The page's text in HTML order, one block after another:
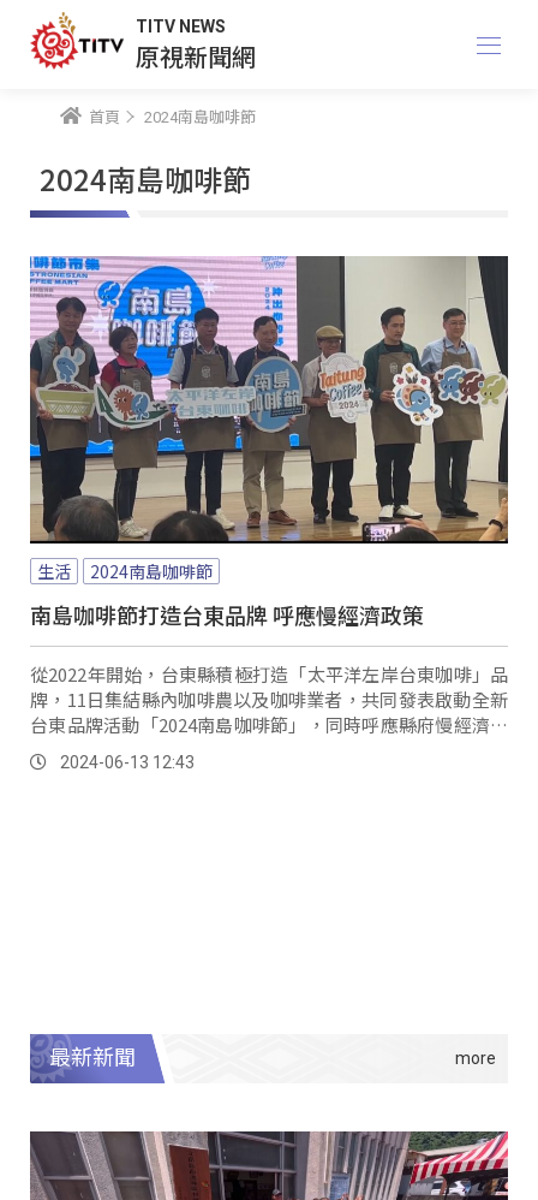
TITV NEWS
原視新聞網
首頁 2024南島咖啡節
2024南島咖啡節
生活 2024南島咖啡節
南島咖啡節打造台東品牌 呼應慢經濟政策
從2022年開始，台東縣積極打造「太平洋左岸台東咖啡」品
牌，11日集結縣內咖啡農以及咖啡業者，共同發表啟動全新
台東品牌活動「2024南島咖啡節」，同時呼應縣府慢經濟政
策。2024-06-13 12:43
最新新聞